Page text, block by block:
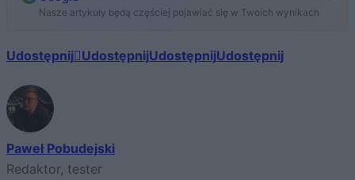
Nasze artykuły będą częściej pojawiać się w Twoich wynikach
Udostępnij UdostępnijUdostępnijUdostępnij
Paweł Pobudejski
Redaktor, tester